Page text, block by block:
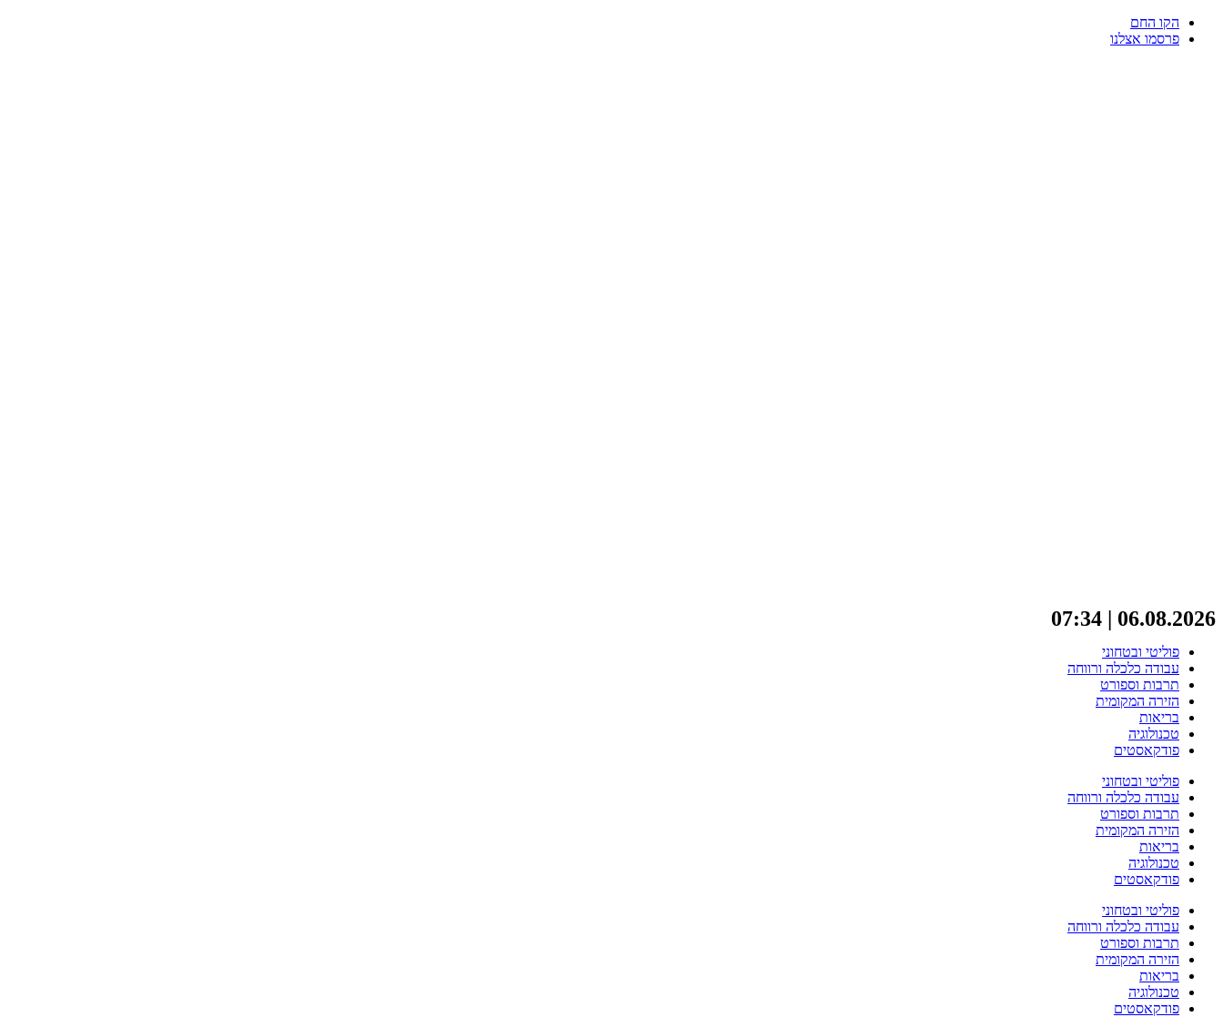
לתוכן
הקו החם
פרסמו אצלנו
06.08.2026 | 07:34
פוליטי ובטחוני
עבודה כלכלה ורווחה
תרבות וספורט
הזירה המקומית
בריאות
טכנולוגיה
פודקאסטים
פוליטי ובטחוני
עבודה כלכלה ורווחה
תרבות וספורט
הזירה המקומית
בריאות
טכנולוגיה
פודקאסטים
פוליטי ובטחוני
עבודה כלכלה ורווחה
תרבות וספורט
הזירה המקומית
בריאות
טכנולוגיה
פודקאסטים